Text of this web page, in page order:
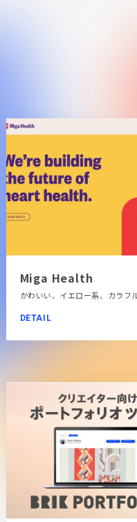
Miga Health
DETAIL